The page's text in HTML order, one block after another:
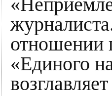
отношении
«Единого